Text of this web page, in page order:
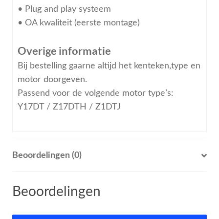
• Plug and play systeem
• OA kwaliteit (eerste montage)
Overige informatie
Bij bestelling gaarne altijd het kenteken,type en
motor doorgeven.
Passend voor de volgende motor type’s:
Y17DT / Z17DTH / Z1DTJ
Beoordelingen (0)
Beoordelingen